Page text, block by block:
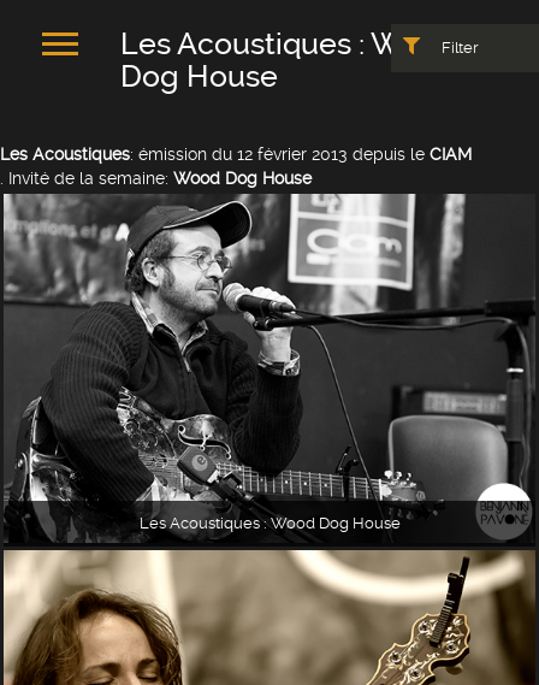
Les Acoustiques : Wood
Dog House
Filter
Les Acoustiques: émission du 12 février 2013 depuis le CIAM
. Invité de la semaine: Wood Dog House
Les Acoustiques : Wood Dog House